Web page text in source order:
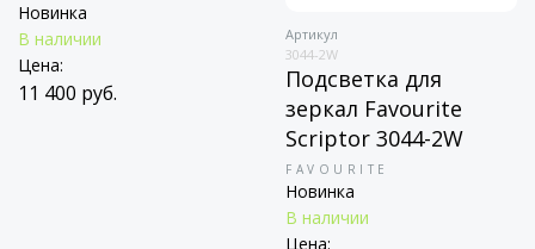
Новинка
В наличии
Цена:
11 400 руб.
Артикул
3044-2W
Подсветка для
зеркал Favourite
Scriptor 3044-2W
FAVOURITE
Новинка
В наличии
Цена: